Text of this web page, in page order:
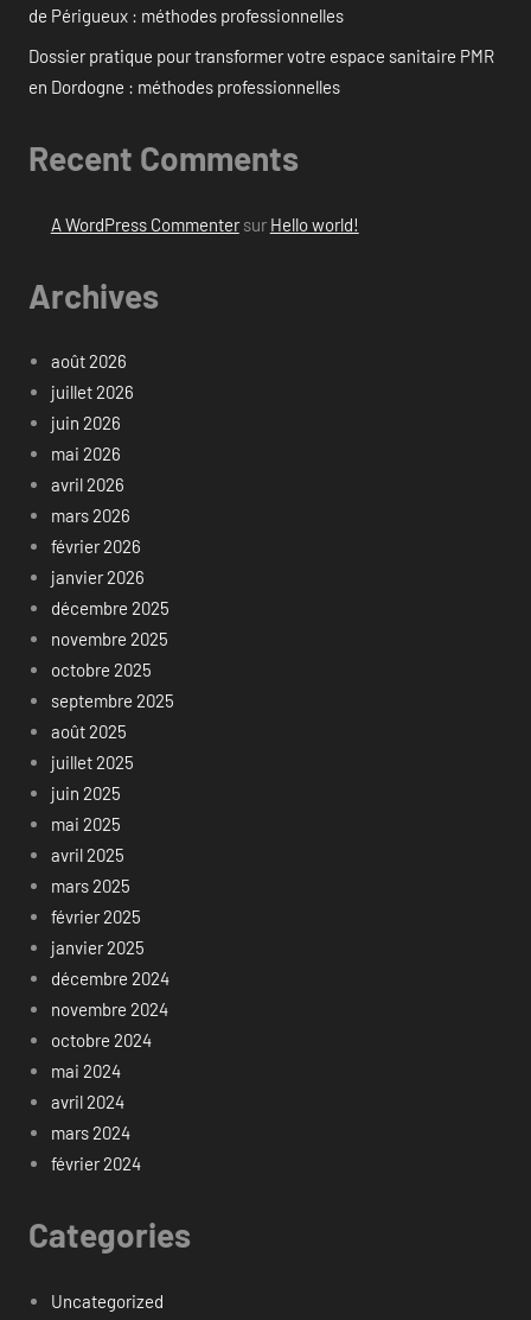
de Périgueux : méthodes professionnelles
Dossier pratique pour transformer votre espace sanitaire PMR
en Dordogne : méthodes professionnelles
Recent Comments
A WordPress Commentersur Hello world!
Archives
août 2026
juillet 2026
juin 2026
mai 2026
avril 2026
mars 2026
février 2026
janvier 2026
décembre 2025
novembre 2025
octobre 2025
septembre 2025
août 2025
juillet 2025
juin 2025
mai 2025
avril 2025
mars 2025
février 2025
janvier 2025
décembre 2024
novembre 2024
octobre 2024
mai 2024
avril 2024
mars 2024
février 2024
Categories
Uncategorized